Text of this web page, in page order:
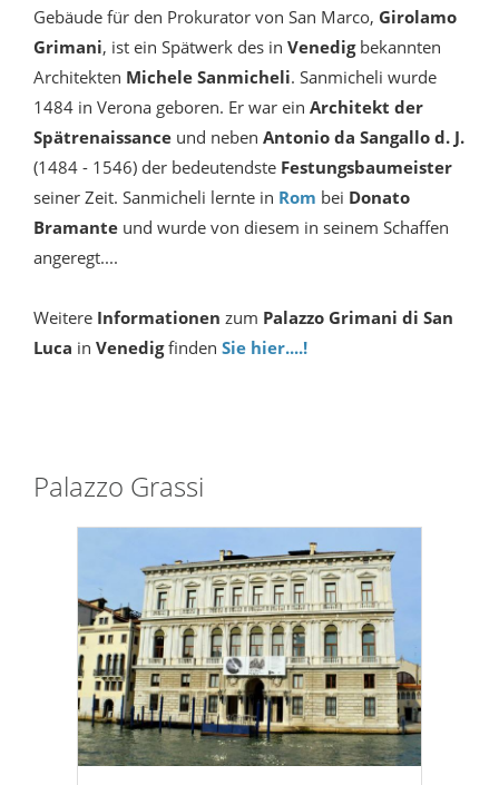
Gebäude für den Prokurator von San Marco, Girolamo
Grimani, ist ein Spätwerk des in Venedig bekannten
Architekten Michele Sanmicheli. Sanmicheli wurde
1484 in Verona geboren. Er war ein Architekt der
Spätrenaissance und neben Antonio da Sangallo d. J.
(1484 - 1546) der bedeutendste Festungsbaumeister
seiner Zeit. Sanmicheli lernte in Rom bei Donato
Bramante und wurde von diesem in seinem Schaffen
angeregt....
Weitere Informationen zum Palazzo Grimani di San
Luca in Venedigfinden Sie hier....!
Palazzo Grassi